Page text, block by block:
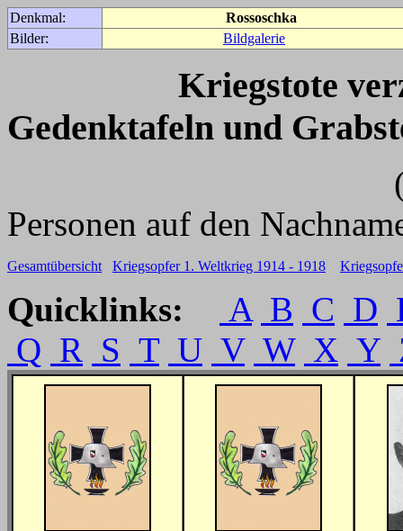
Denkmal:
Rossoschka
Bilder:
Bildgalerie
Kriegstote
Gedenktafeln und
(Für weitere
Personen auf den
Gesamtübersicht Kriegsopfer 1. Weltkrieg 1914 - 1918
Quicklinks: A B C D
Q R S T U V W X Y